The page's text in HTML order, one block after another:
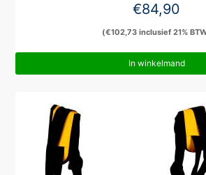
€84,90
(€102,73 inclusief 21%
In winkelmand